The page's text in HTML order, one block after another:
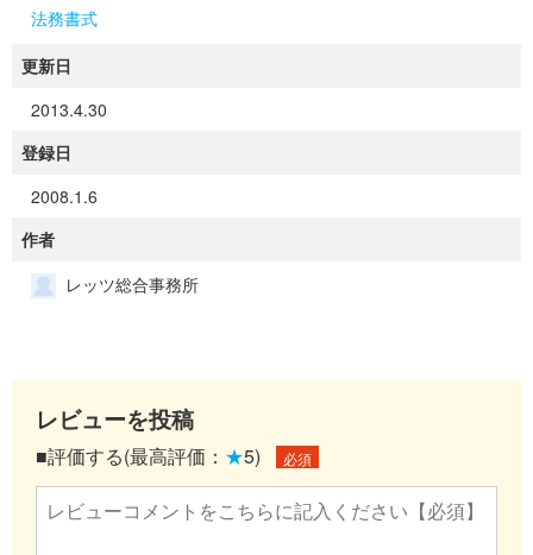
法務書式
更新日
2013.4.30
登録日
2008.1.6
作者
レッツ総合事務所
レビューを投稿
■評価する(最高評価： ★5) 必須